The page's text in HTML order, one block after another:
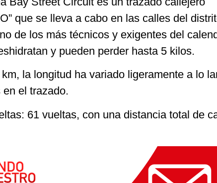
que se lleva a cabo en las calles del
de los más técnicos y exigentes del
y pueden perder hasta 5 kilos.
la longitud ha variado ligeramente a lo
el trazado.
61 vueltas, con una distancia total de